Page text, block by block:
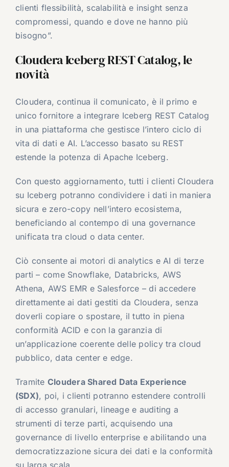
clienti flessibilità, scalabilità e insight senza
compromessi, quando e dove ne hanno più
bisogno”.
Cloudera Iceberg REST Catalog, le
novità
Cloudera, continua il comunicato, è il primo e
unico fornitore a integrare Iceberg REST Catalog
in una piattaforma che gestisce l’intero ciclo di
vita di dati e AI. L’accesso basato su REST
estende la potenza di Apache Iceberg.
Con questo aggiornamento, tutti i clienti Cloudera
su Iceberg potranno condividere i dati in maniera
sicura e zero-copy nell’intero ecosistema,
beneficiando al contempo di una governance
unificata tra cloud o data center.
Ciò consente ai motori di analytics e AI di terze
parti – come Snowflake, Databricks, AWS
Athena, AWS EMR e Salesforce – di accedere
direttamente ai dati gestiti da Cloudera, senza
doverli copiare o spostare, il tutto in piena
conformità ACID e con la garanzia di
un’applicazione coerente delle policy tra cloud
pubblico, data center e edge.
Tramite Cloudera Shared Data Experience
(SDX), poi, i clienti potranno estendere controlli
di accesso granulari, lineage e auditing a
strumenti di terze parti, acquisendo una
governance di livello enterprise e abilitando una
democratizzazione sicura dei dati e la conformità